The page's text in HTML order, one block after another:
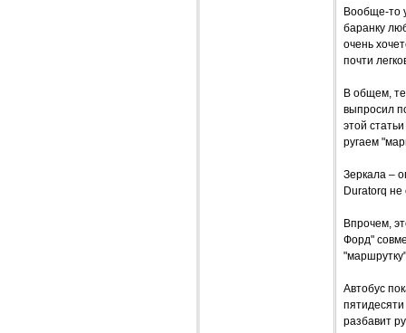
Вообще-то
баранку
очень
почти
В общем,
выпросил
этой
ругаем
Зеркала –
Duratorq не
Впрочем,
Форд"
Автобус
разбавит